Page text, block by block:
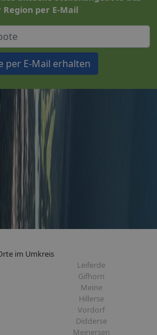
Region per E-Mail
per E-Mail erhalten
im Umkreis
Leiferde
Gifhorn
Meine
Hillerse
Vordorf
Didderse
Meinersen